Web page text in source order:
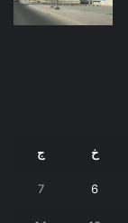
خ ج
6
7